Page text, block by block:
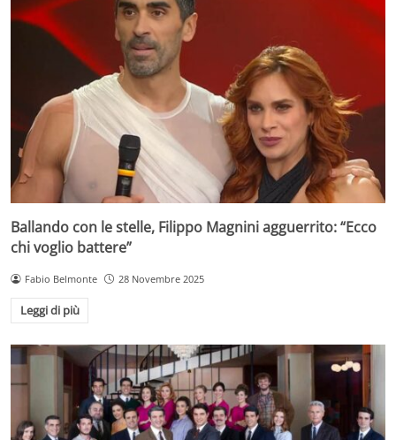
Ballando con le stelle, Filippo Magnini agguerrito: “Ecco
chi voglio battere”
Fabio Belmonte 28 Novembre 2025
Leggi di più